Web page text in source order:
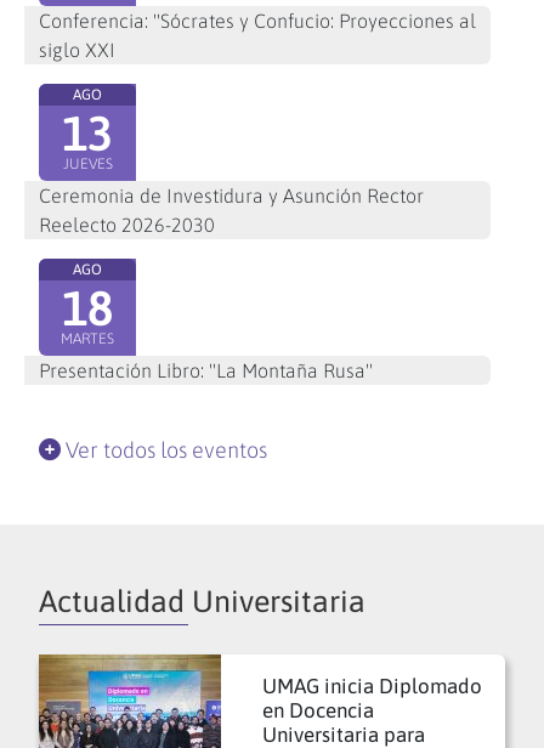
Conferencia: "Sócrates y Confucio: Proyecciones al
siglo XXI
AGO
13
JUEVES
Ceremonia de Investidura y Asunción Rector
Reelecto 2026-2030
AGO
18
MARTES
Presentación Libro: "La Montaña Rusa"
Ver todos los eventos
Actualidad Universitaria
UMAG inicia Diplomado
en Docencia
Universitaria para